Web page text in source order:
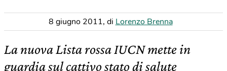
8 giugno 2011, di Lorenzo Brenna
La nuova Lista rossa IUCN mette in
guardia sul cattivo stato di salute